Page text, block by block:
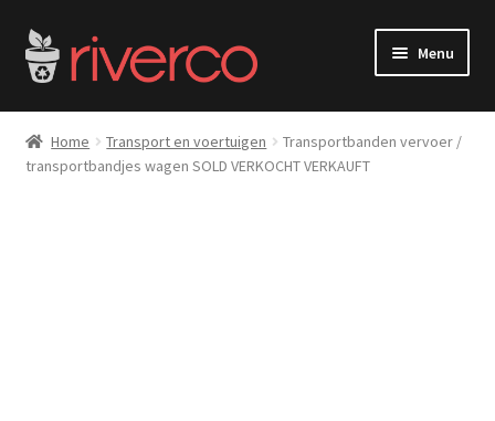
Ga
door
Ga
naar
Menu
Home
About
Home Transport en voertuigen
Transportbanden vervoer /
transportbandjes wagen SOLD VERKOCHT VERKAUFT